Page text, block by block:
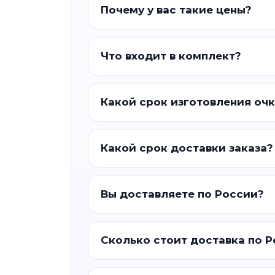
Почему у вас такие цены?
Что входит в комплект?
Какой срок изготовления
Какой срок доставки заказа?
Вы доставляете по России?
Сколько стоит доставка по